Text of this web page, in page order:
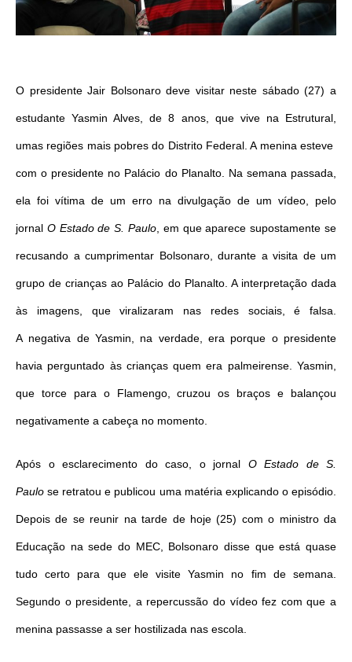
O presidente Jair Bolsonaro deve visitar neste sábado (27) a
estudante Yasmin Alves, de 8 anos, que vive na Estrutural,
umas regiões mais pobres do Distrito Federal. A menina esteve
com o presidente no Palácio do Planalto. Na semana passada,
ela foi vítima de um erro na divulgação de um vídeo, pelo
jornal O Estado de S. Paulo , em que aparece supostamente se
recusando a cumprimentar Bolsonaro, durante a visita de um
grupo de crianças ao Palácio do Planalto. A interpretação dada
às imagens, que viralizaram nas redes sociais, é falsa.
A negativa de Yasmin, na verdade, era porque o presidente
havia perguntado às crianças quem era palmeirense. Yasmin,
que torce para o Flamengo, cruzou os braços e balançou
negativamente a cabeça no momento.
Após o esclarecimento do caso, o jornal O Estado de S.
Paulo se retratou e publicou uma matéria explicando o episódio.
Depois de se reunir na tarde de hoje (25) com o ministro da
Educação na sede do MEC, Bolsonaro disse que está quase
tudo certo para que ele visite Yasmin no fim de semana.
Segundo o presidente, a repercussão do vídeo fez com que a
menina passasse a ser hostilizada nas escola.